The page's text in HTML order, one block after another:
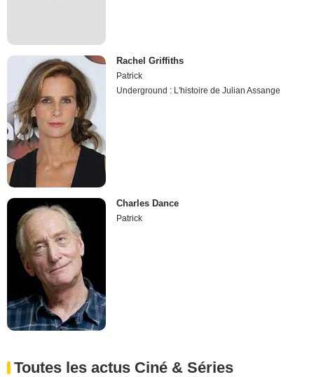
Rachel Griffiths
Patrick
Underground : L'histoire de Julian Assange
Charles Dance
Patrick
Toutes les actus Ciné & Séries